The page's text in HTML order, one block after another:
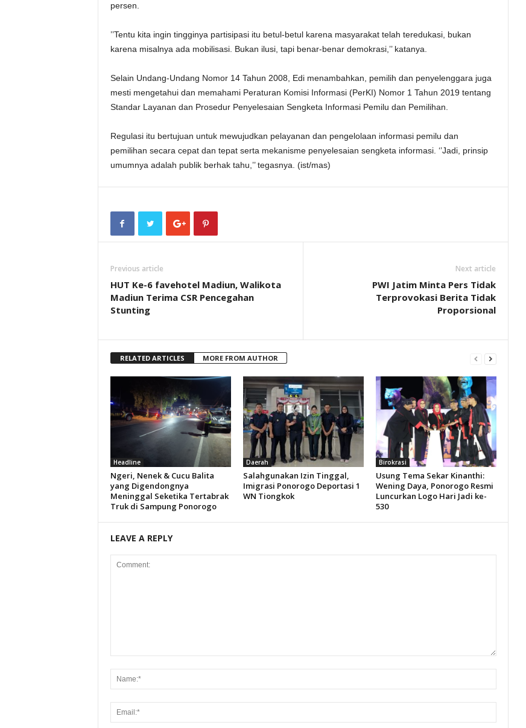
persen.
’’Tentu kita ingin tingginya partisipasi itu betul-betul karena masyarakat telah teredukasi, bukan
karena misalnya ada mobilisasi. Bukan ilusi, tapi benar-benar demokrasi,’’ katanya.
Selain Undang-Undang Nomor 14 Tahun 2008, Edi menambahkan, pemilih dan penyelenggara juga
mesti mengetahui dan memahami Peraturan Komisi Informasi (PerKI) Nomor 1 Tahun 2019 tentang
Standar Layanan dan Prosedur Penyelesaian Sengketa Informasi Pemilu dan Pemilihan.
Regulasi itu bertujuan untuk mewujudkan pelayanan dan pengelolaan informasi pemilu dan
pemilihan secara cepat dan tepat serta mekanisme penyelesaian sengketa informasi. ‘’Jadi, prinsip
umumnya adalah publik berhak tahu,’’ tegasnya. (ist/mas)
Previous article
HUT Ke-6 favehotel Madiun, Walikota
Madiun Terima CSR Pencegahan
Stunting
Next article
PWI Jatim Minta Pers Tidak
Terprovokasi Berita Tidak
Proporsional
RELATED ARTICLES MORE FROM AUTHOR
Headline
Ngeri, Nenek & Cucu Balita
yang Digendongnya
Meninggal Seketika Tertabrak
Truk di Sampung Ponorogo
Daerah
Salahgunakan Izin Tinggal,
Imigrasi Ponorogo Deportasi 1
WN Tiongkok
Birokrasi
Usung Tema Sekar Kinanthi:
Wening Daya, Ponorogo Resmi
Luncurkan Logo Hari Jadi ke-
530
LEAVE A REPLY